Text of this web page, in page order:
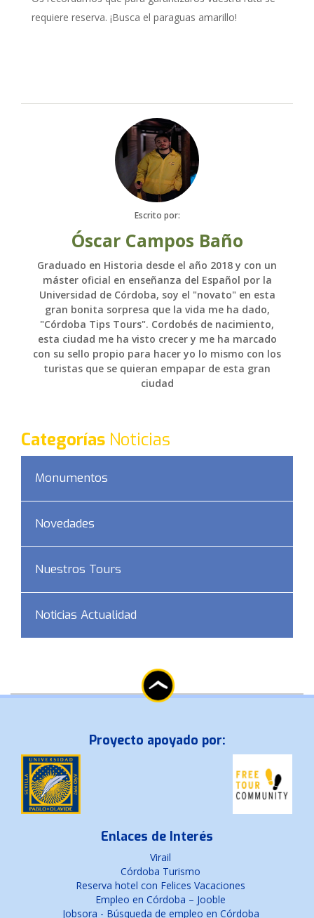
requiere reserva. ¡Busca el paraguas amarillo!
Escrito por:
Óscar Campos Baño
Graduado en Historia desde el año 2018 y con un
máster oficial en enseñanza del Español por la
Universidad de Córdoba, soy el "novato" en esta
gran bonita sorpresa que la vida me ha dado,
"Córdoba Tips Tours". Cordobés de nacimiento,
esta ciudad me ha visto crecer y me ha marcado
con su sello propio para hacer yo lo mismo con los
turistas que se quieran empapar de esta gran
ciudad
Categorías Noticias
Monumentos
Novedades
Nuestros Tours
Noticias Actualidad
Proyecto apoyado por:
Enlaces de Interés
Virail
Córdoba Turismo
Reserva hotel con Felices Vacaciones
Empleo en Córdoba – Jooble
Jobsora - Búsqueda de empleo en Córdoba